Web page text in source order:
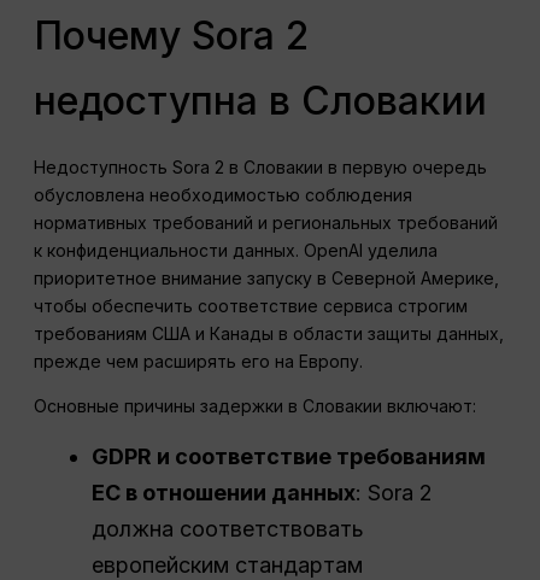
Почему Sora 2
недоступна в Словакии
Недоступность Sora 2 в Словакии в первую очередь
обусловлена необходимостью соблюдения
нормативных требований и региональных требований
к конфиденциальности данных. OpenAI уделила
приоритетное внимание запуску в Северной Америке,
чтобы обеспечить соответствие сервиса строгим
требованиям США и Канады в области защиты данных,
прежде чем расширять его на Европу.
Основные причины задержки в Словакии включают:
GDPR и соответствие требованиям
ЕС в отношении данных: Sora 2
должна соответствовать
европейским стандартам